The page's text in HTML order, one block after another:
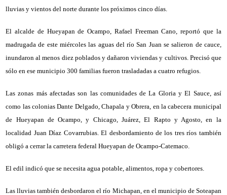
lluvias y vientos del norte durante los próximos cinco días.
El alcalde de Hueyapan de Ocampo, Rafael Freeman Cano, reportó que la
madrugada de este miércoles las aguas del río San Juan se salieron de cauce,
inundaron al menos diez poblados y dañaron viviendas y cultivos. Precisó que
sólo en ese municipio 300 familias fueron trasladadas a cuatro refugios.
Las zonas más afectadas son las comunidades de La Gloria y El Sauce, así
como las colonias Dante Delgado, Chapala y Obrera, en la cabecera municipal
de Hueyapan de Ocampo, y Chicago, Juárez, El Rapto y Agosto, en la
localidad Juan Díaz Covarrubias. El desbordamiento de los tres ríos también
obligó a cerrar la carretera federal Hueyapan de Ocampo-Catemaco.
El edil indicó que se necesita agua potable, alimentos, ropa y cobertores.
Las lluvias también desbordaron el río Michapan, en el municipio de Soteapan